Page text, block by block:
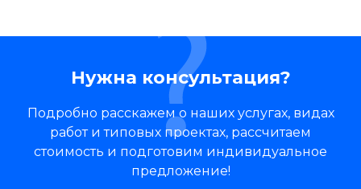
Нужна консультация?
Подробно расскажем о наших услугах, видах
работ и типовых проектах, рассчитаем
стоимость и подготовим индивидуальное
предложение!